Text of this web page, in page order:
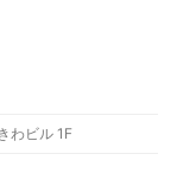
わビル 1F